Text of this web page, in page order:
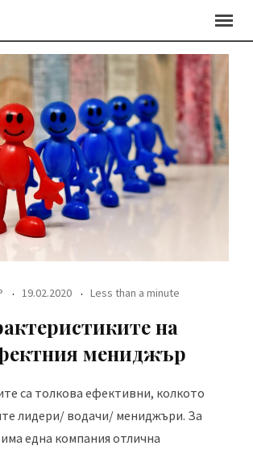
19.02.2020 Less than a minute
на
мениджър
са толкова ефективни, колкото
лидери/ водачи/ мениджъри. За
една компания отлична